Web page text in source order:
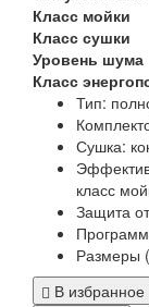
Класс мойки
Класс сушки
Уровень шума
Класс
Тип:
Сушка:
класс
Защита
Размеры
В избранное